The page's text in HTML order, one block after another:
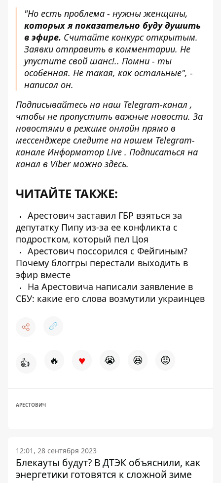
"Но есть проблема - нужны женщины,
которых я показательно буду душить
в эфире. Считайте конкурс открытым.
Заявки отправить в комментарии. Не
упустите свой шанс!.. Помни - ты
особенная. Не такая, как остальные", -
написал он.
Подписывайтесь на наш Telegram-канал ,
чтобы не пропустить важные новости. За
новостями в режиме онлайн прямо в
мессенджере следите на нашем Telegram-
канале Информатор Live . Подписаться на
канал в Viber можно здесь.
ЧИТАЙТЕ ТАКЖЕ:
Арестович заставил ГБР взяться за
депутатку Пипу из-за ее конфликта с
подростком, который пел Цоя
Арестович поссорился с Фейгиным?
Почему блоггры перестали выходить в
эфир вместе
На Арестовича написали заявление в
СБУ: какие его слова возмутили украинцев
👍 🔥 ♥ 😭 😆 😡
АРЕСТОВИЧ
12:01, 28 сентября 2023
Блекауты будут? В ДТЭК объяснили, как
энергетики готовятся к сложной зиме